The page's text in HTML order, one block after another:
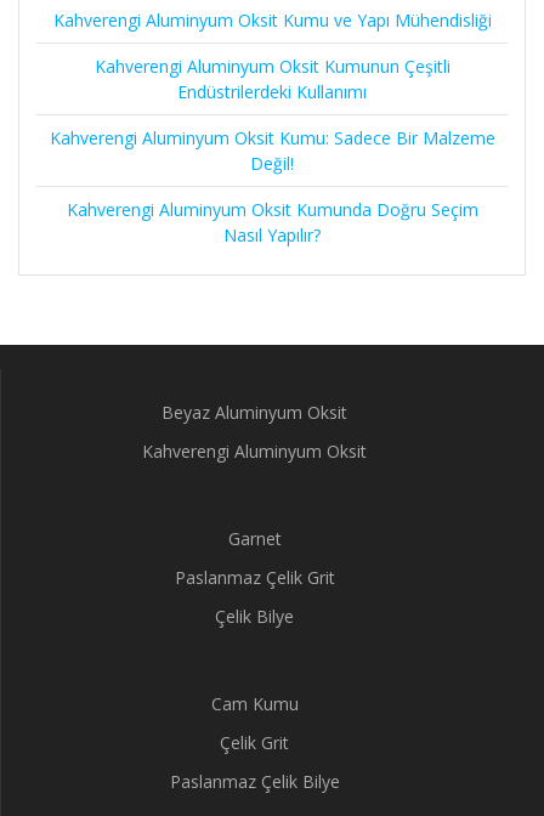
Kahverengi Aluminyum Oksit Kumu ve Yapı Mühendisliği
Kahverengi Aluminyum Oksit Kumunun Çeşitli
Endüstrilerdeki Kullanımı
Kahverengi Aluminyum Oksit Kumu: Sadece Bir Malzeme
Değil!
Kahverengi Aluminyum Oksit Kumunda Doğru Seçim
Nasıl Yapılır?
Beyaz Aluminyum Oksit
Kahverengi Aluminyum Oksit
Garnet
Paslanmaz Çelik Grit
Çelik Bilye
Cam Kumu
Çelik Grit
Paslanmaz Çelik Bilye